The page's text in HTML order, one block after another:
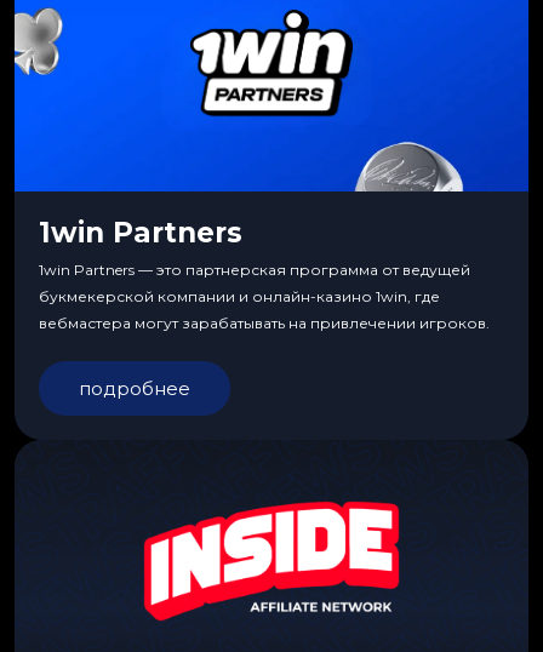
1win Partners
1win Partners — это партнерская программа от ведущей
букмекерской компании и онлайн-казино 1win, где
вебмастера могут зарабатывать на привлечении игроков.
подробнее